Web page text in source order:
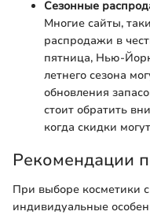
Сезонные
Многие сайты,
распродажи в
пятница, Нью-
летнего сезона
обновления
стоит обратить
когда скидки
Рекомендации
При выборе косметики
индивидуальные